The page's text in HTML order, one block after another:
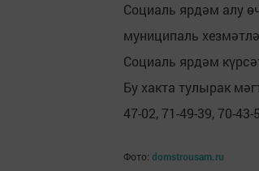
Социаль ярдәм алу
муниципаль
Социаль ярдәм
Бу хакта тулырак
47-02, 71-49-39, 70-
Фото: domstrousam.ru